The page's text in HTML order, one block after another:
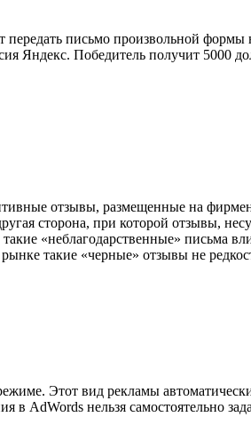
письмо произвольной формы
Яндекс. Победитель получит 5000
отзывы, размещенные на
сторона, при которой отзывы,
«неблагодарственные» письма
такие «черные» отзывы не
Этот вид рекламы
в AdWords нельзя самостоятельно